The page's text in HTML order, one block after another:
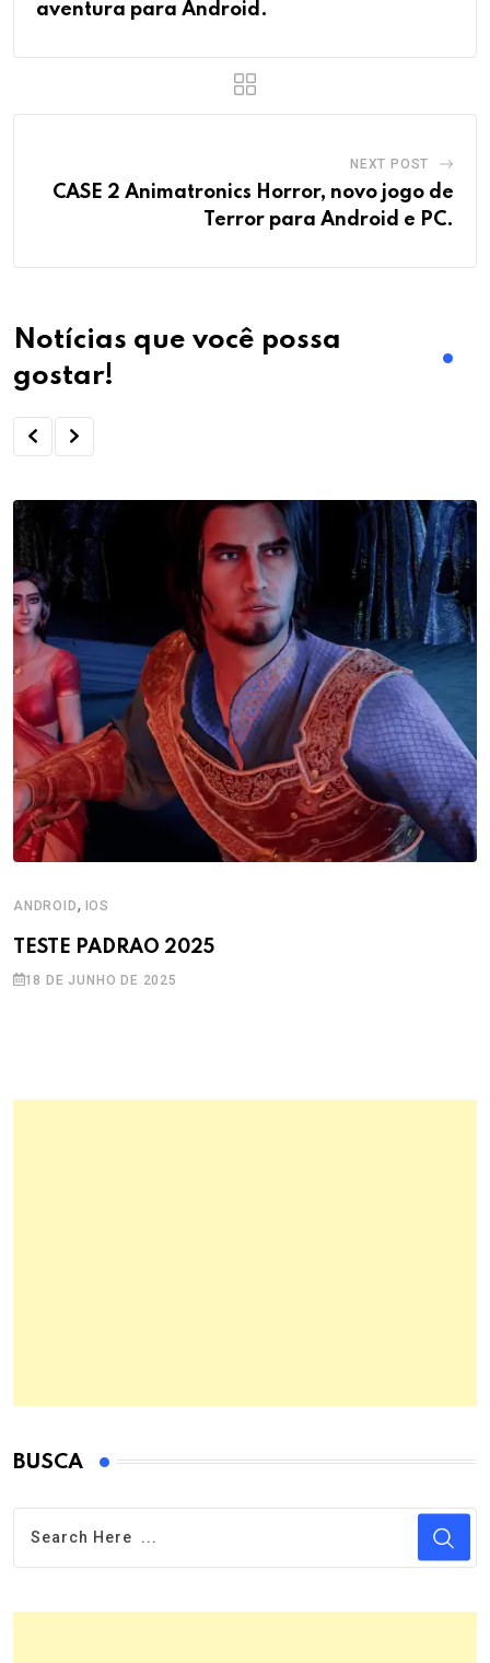
aventura para Android.
NEXT POST
CASE 2 Animatronics Horror, novo jogo de
Terror para Android e PC.
Notícias que você possa
gostar!
ANDROID, IOS
TESTE PADRAO 2025
18 DE JUNHO DE 2025
BUSCA